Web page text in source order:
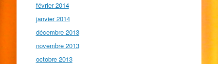
février 2014
janvier 2014
décembre 2013
novembre 2013
octobre 2013